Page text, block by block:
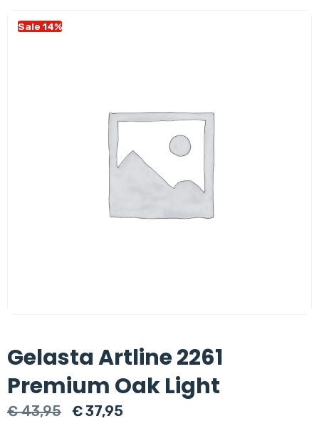
Sale 14%
Gelasta Artline 2261
Premium Oak Light
€43,95
Oorspronkelijke
€37,95